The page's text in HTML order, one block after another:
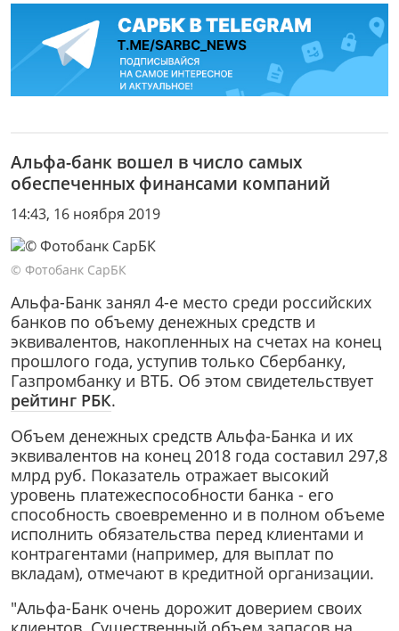
Альфа-банк вошел в число самых
обеспеченных финансами компаний
14:43, 16 ноября 2019
© Фотобанк СарБК
Альфа-Банк занял 4-е место среди российских
банков по объему денежных средств и
эквивалентов, накопленных на счетах на конец
прошлого года, уступив только Сбербанку,
Газпромбанку и ВТБ. Об этом свидетельствует
рейтинг РБК.
Объем денежных средств Альфа-Банка и их
эквивалентов на конец 2018 года составил 297,8
млрд руб. Показатель отражает высокий
уровень платежеспособности банка - его
способность своевременно и в полном объеме
исполнить обязательства перед клиентами и
контрагентами (например, для выплат по
вкладам), отмечают в кредитной организации.
"Альфа-Банк очень дорожит доверием своих